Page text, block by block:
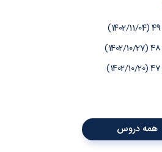
همه دروس